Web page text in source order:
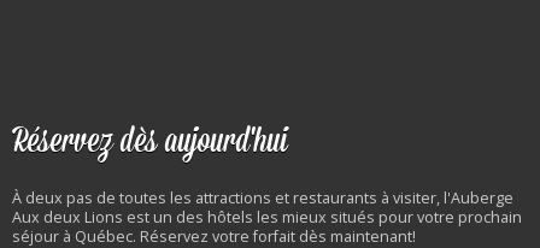
Réservez dès aujourd'hui
À deux pas de toutes les attractions et restaurants à visiter, l'Auberge
Aux deux Lions est un des hôtels les mieux situés pour votre prochain
séjour à Québec. Réservez votre forfait dès maintenant!